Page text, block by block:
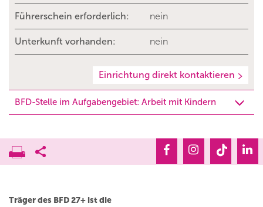
Führerschein erforderlich: nein
Unterkunft vorhanden: nein
Einrichtung direkt kontaktieren
BFD-Stelle im Aufgabengebiet: Arbeit mit Kindern
Träger des BFD 27+ ist die